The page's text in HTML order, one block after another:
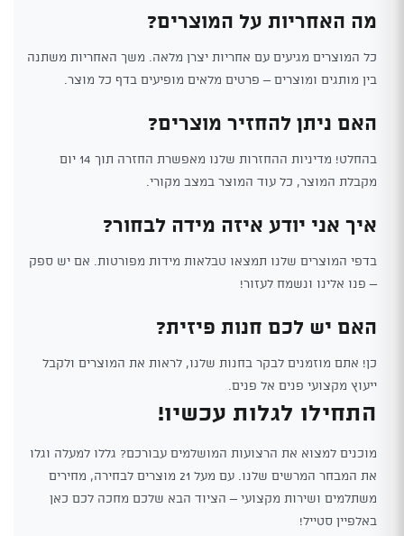
מה האחריות על המוצרים?
כל המוצרים מגיעים עם אחריות יצרן מלאה. משך האחריות משתנה
בין מותגים ומוצרים – פרטים מלאים מופיעים בדף כל מוצר.
האם ניתן להחזיר מוצרים?
בהחלט! מדיניות ההחזרות שלנו מאפשרת החזרה תוך 14 יום
מקבלת המוצר, כל עוד המוצר במצב מקורי.
איך אני יודע איזה מידה לבחור?
בדפי המוצרים שלנו תמצאו טבלאות מידות מפורטות. אם יש ספק
– פנו אלינו ונשמח לעזור!
האם יש לכם חנות פיזית?
כן! אתם מוזמנים לבקר בחנות שלנו, לראות את המוצרים ולקבל
ייעוץ מקצועי פנים אל פנים.
התחילו לגלות עכשיו!
מוכנים למצוא את הרצועות המושלמים עבורכם? גללו למעלה וגלו
את המבחר המרשים שלנו. עם מעל 21 מוצרים לבחירה, מחירים
משתלמים ושירות מקצועי – הציוד הבא שלכם מחכה לכם כאן
באלפיין סטייל!